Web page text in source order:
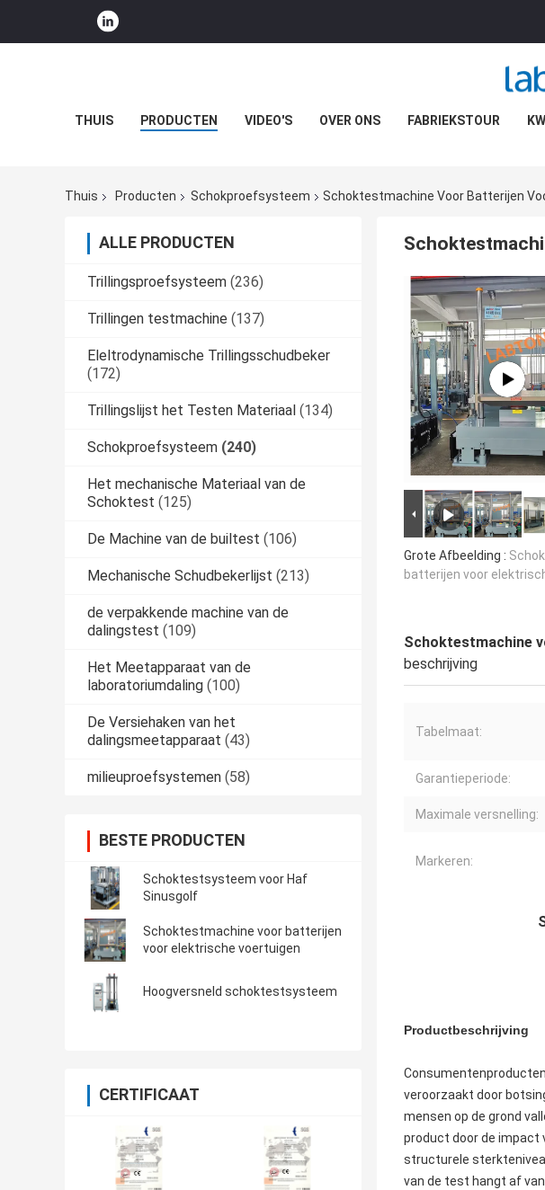
THUIS PRODUCTEN VIDEO'S OVER ONS FABRIEKSTOUR
Thuis Producten Schokproefsysteem Schoktestmachine Voor Batterijen
ALLE PRODUCTEN
Trillingsproefsysteem (236)
Trillingen testmachine (137)
Eleltrodynamische Trillingsschudbeker
(172)
Trillingslijst het Testen Materiaal (134)
Schokproefsysteem (240)
Het mechanische Materiaal van de
Schoktest (125)
De Machine van de builtest (106)
Mechanische Schudbekerlijst (213)
de verpakkende machine van de
dalingstest (109)
Het Meetapparaat van de
laboratoriumdaling (100)
De Versiehaken van het
dalingsmeetapparaat (43)
milieuproefsystemen (58)
BESTE PRODUCTEN
Schoktestsysteem voor Haf
Sinusgolf
Schoktestmachine voor batterijen
voor elektrische voertuigen
Hoogversneld schoktestsysteem
CERTIFICAAT
Grote Afbeelding :
batterijen voor
Schoktestmachine
beschrijving
Tabelmaat:
Garantieperiode:
Maximale versnelling:
Markeren:
Productbeschrijving
veroorzaakt door
mensen op de grond
product door de impact
structurele
van de test hangt af